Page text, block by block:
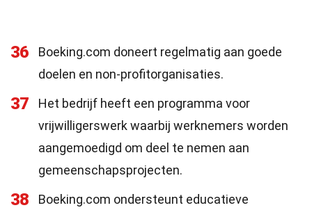
36
Boeking.com doneert regelmatig aan goede
doelen en non-profitorganisaties.
37
Het bedrijf heeft een programma voor
vrijwilligerswerk waarbij werknemers worden
aangemoedigd om deel te nemen aan
gemeenschapsprojecten.
38
Boeking.com ondersteunt educatieve